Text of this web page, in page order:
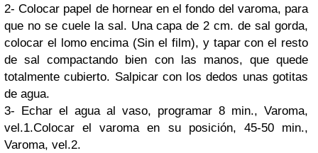
2- Colocar papel de hornear en el fondo del varoma, para
que no se cuele la sal. Una capa de 2 cm. de sal gorda,
colocar el lomo encima (Sin el film), y tapar con el resto
de sal compactando bien con las manos, que quede
totalmente cubierto. Salpicar con los dedos unas gotitas
de agua.
3- Echar el agua al vaso, programar 8 min., Varoma,
vel.1.Colocar el varoma en su posición, 45-50 min.,
Varoma, vel.2.